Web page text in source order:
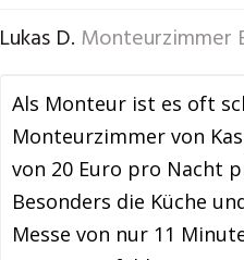
Lukas D. Monteurzimmer
Als Monteur ist es oft
Monteurzimmer von
von 20 Euro pro Nacht
Besonders die Küche
Messe von nur 11